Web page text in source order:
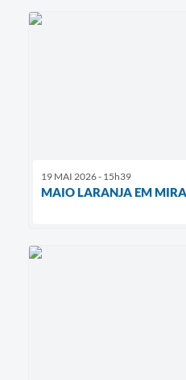
19 MAI 2026 - 15h39
MAIO LARANJA EM MIRA